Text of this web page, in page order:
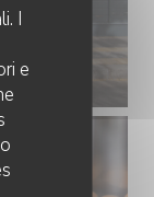
I
e